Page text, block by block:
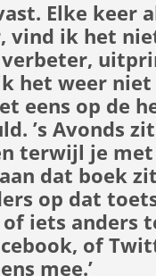
Elke keer
vind ik het
het weer niet
eens op de
’s Avonds
terwijl je
dat boek
op dat
iets anders
of
mee.’